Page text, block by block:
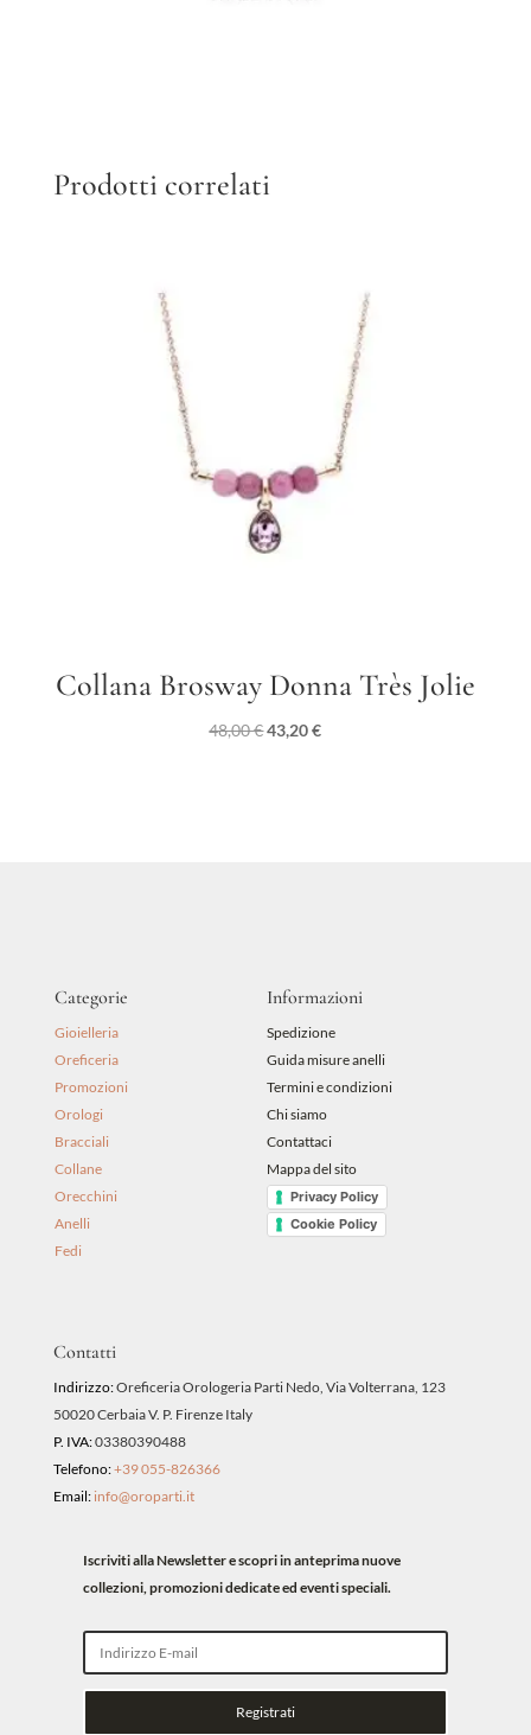
Prodotti correlati
Collana Brosway Donna Très Jolie
48,00€Il
43,20€Il
Categorie
Gioielleria
Oreficeria
Promozioni
Orologi
Bracciali
Collane
Orecchini
Anelli
Fedi
Informazioni
Spedizione
Guida misure anelli
Termini e condizioni
Chi siamo
Contattaci
Mappa del sito
Privacy Policy
Cookie Policy
Contatti
Indirizzo:Oreficeria Orologeria Parti Nedo, Via Volterrana, 123
50020 Cerbaia V. P. Firenze Italy
P. IVA:03380390488
Telefono:+39 055-826366
Email: info@oroparti.it
Iscriviti alla Newsletter e scopri in anteprima nuove
collezioni, promozioni dedicate ed eventi speciali.
Registrati